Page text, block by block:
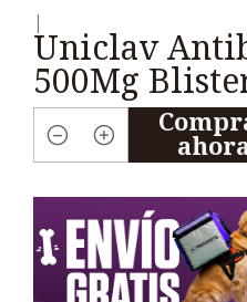
Uniclav
500Mg
Cantidad